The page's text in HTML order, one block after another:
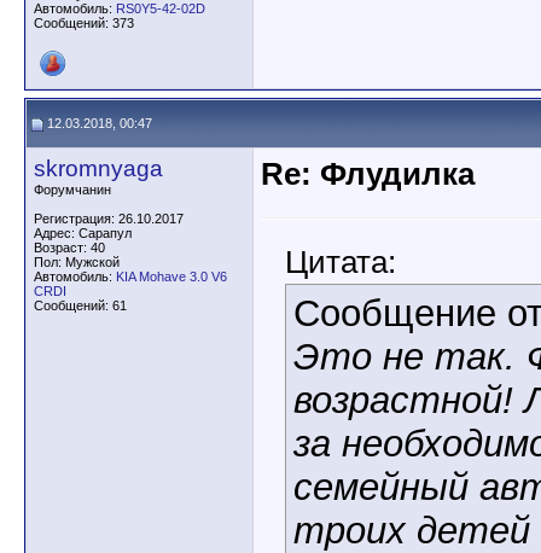
Автомобиль: RS0Y5-42-02D
Сообщений: 373
12.03.2018, 00:47
skromnyaga
Форумчанин
Регистрация: 26.10.2017
Адрес: Сарапул
Возраст: 40
Пол: Мужской
Автомобиль: KIA Mohave 3.0 V6
CRDI
Сообщений: 61
Re: Флудилка
Цитата:
Сообщение
Это не так.
возрастной!
за
семейный
троих детей